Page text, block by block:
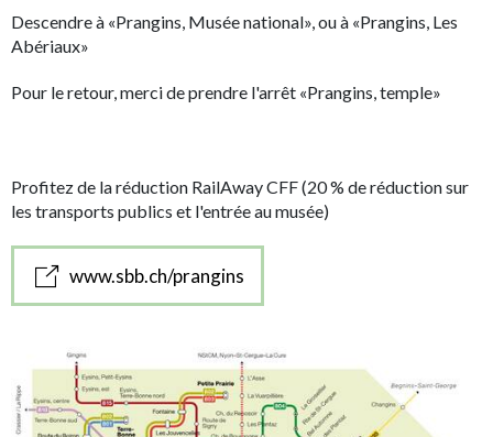
Descendre à «Prangins, Musée national», ou à «Prangins, Les
Abériaux»
Pour le retour, merci de prendre l'arrêt «Prangins, temple»
Profitez de la réduction RailAway CFF (20 % de réduction sur
les transports publics et l'entrée au musée)
www.sbb.ch/prangins